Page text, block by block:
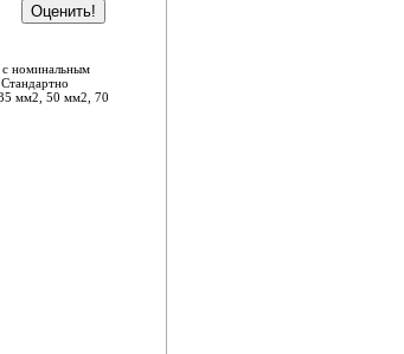
с номинальным
35 мм2, 50 мм2, 70